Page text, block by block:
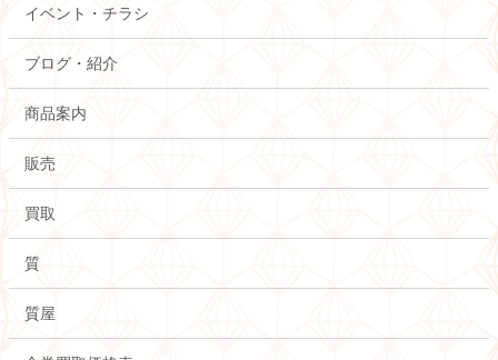
イベント・チラシ
ブログ・紹介
商品案内
販売
買取
質
質屋